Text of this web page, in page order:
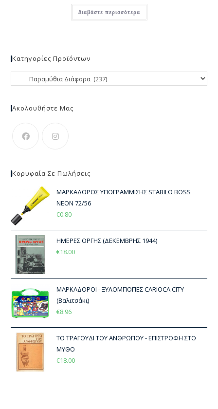
Διαβάστε περισσότερα
Κατηγορίες Προϊόντων
Ακολουθήστε Μας
Κορυφαία Σε Πωλήσεις
ΜΑΡΚΑΔΟΡΟΣ ΥΠΟΓΡΑΜΜΙΣΗΣ STABILO BOSS
ΝΕΟΝ 72/56
€0.80
ΗΜΕΡΕΣ ΟΡΓΗΣ (ΔΕΚΕΜΒΡΗΣ 1944)
€18.00
ΜΑΡΚΑΔΟΡΟΙ - ΞΥΛΟΜΠΟΓΙΕΣ CARIOCA CITY
(Βαλιτσάκι)
€8.96
ΤΟ ΤΡΑΓΟΥΔΙ ΤΟΥ ΑΝΘΡΩΠΟΥ - ΕΠΙΣΤΡΟΦΗ ΣΤΟ
ΜΥΘΟ
€18.00